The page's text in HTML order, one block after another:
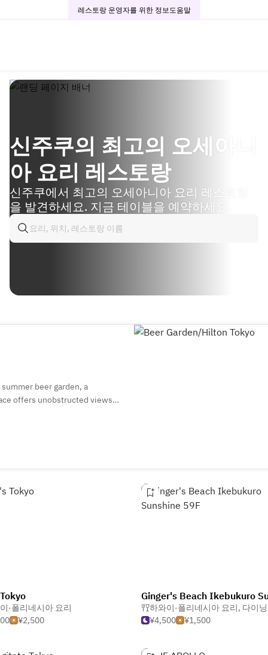
레스토랑 운영자를 위한 정보도움말
신주쿠의 최고의 오세아니
아 요리 레스토랑
신주쿠에서 최고의 오세아니아 요리 레스토랑
을 발견하세요. 지금 테이블을 예약하세요.
beer garden, a
offers unobstructed views
·폴리네시아 요리
¥2,500
하와이·폴리네시아 요리, 다이닝 바·가
¥4,500
¥1,500